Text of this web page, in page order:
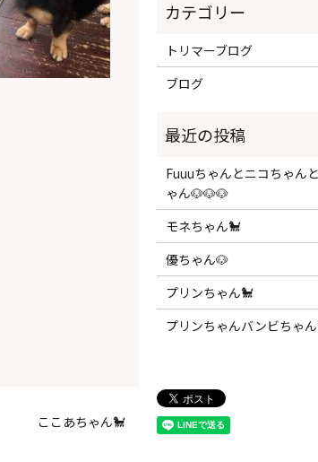
ここあちゃん🐩
トリマーブログ
ブログ
Fuuuちゃんとニコちゃん
ゃん🐶🐶🐶
モネちゃん🐩
優ちゃん🐶
プリンちゃん🐩
プリンちゃんバンビちゃ